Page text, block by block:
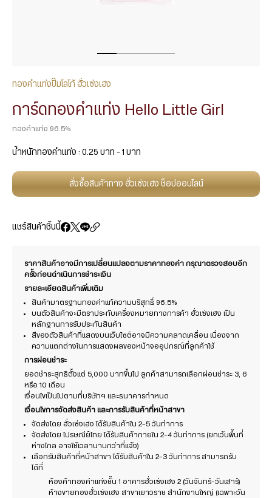
ทองคำแท่งปั๊มโลโก้ ฮั่วเซ่งเฮง
การ์ดทองคำแท่ง Hello Little Girl
ทองคำแท่ง 96.5%
น้ำหนักทองคำแท่ง : 0.25 บาท – 1 บาท
สั่งซื้อสินค้าทาง ฮั่วเซ่งเฮง ช็อปออนไลน์
แชร์สินค้าชิ้นนี้
ราคาสินค้าอาจมีการเปลี่ยนแปลงตามราคาทองคำ กรุณาตรวจสอบอีก
ครั้งก่อนดำเนินการชำระเงิน
รายละเอียดสินค้าเพิ่มเติม
สินค้ามาตรฐานทองคำแท้ความบริสุทธิ์ 96.5%
บนตัวสินค้าจะมีตราประทับเครื่องหมายทางการค้า ฮั่วเซ่งเฮง เป็น
หลักฐานการรับประกันสินค้า
สีของตัวสินค้าที่แสดงบนเว็บไซต์อาจมีความคลาดเคลื่อน เนื่องจาก
ความแตกต่างในการแสดงผลของหน้าจออุปกรณ์ที่ลูกค้าใช้
การผ่อนชำระ
ยอดชำระสุทธิตั้งแต่ 5,000 บาทขึ้นไป ลูกค้าสามารถเลือกผ่อนชำระ 3, 6
หรือ 10 เดือน
เงื่อนไขเป็นไปตามที่บริษัทฯ และธนาคารกำหนด
เงื่อนไขการจัดส่งสินค้า และการรับสินค้าที่หน้าสาขา
จัดส่งโดย ฮั่วเซ่งเฮง ได้รับสินค้าใน 2-5 วันทำการ
จัดส่งโดย ไปรษณีย์ไทย ได้รับสินค้าภายใน 2-4 วันทำการ (ยกเว้นพื้นที่
ห่างไกล อาจใช้เวลานานกว่าที่แจ้ง)
เลือกรับสินค้าที่หน้าสาขา ได้รับสินค้าใน 2-3 วันทำการ สามารถรับ
ได้ที่
ห้องค้าทองคำแท่งชั้น 1 อาคารฮั่วเซ่งเฮง 2 (วันจันทร์-วันเสาร์)
ห้างขายทองฮั่วเซ่งเฮง สาขาเยาวราช สำนักงานใหญ่ (เฉพาะวัน